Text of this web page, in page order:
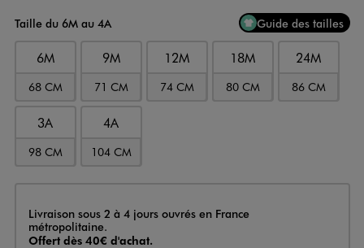
Taille du 6M au 4A
Guide des tailles
6M
68 CM
9M
71 CM
12M
74 CM
18M
80 CM
24M
86 CM
3A
98 CM
4A
104 CM
Livraison
Livraison sous 2 à 4 jours ouvrés en France
métropolitaine.
Offert dès 40€ d'achat.